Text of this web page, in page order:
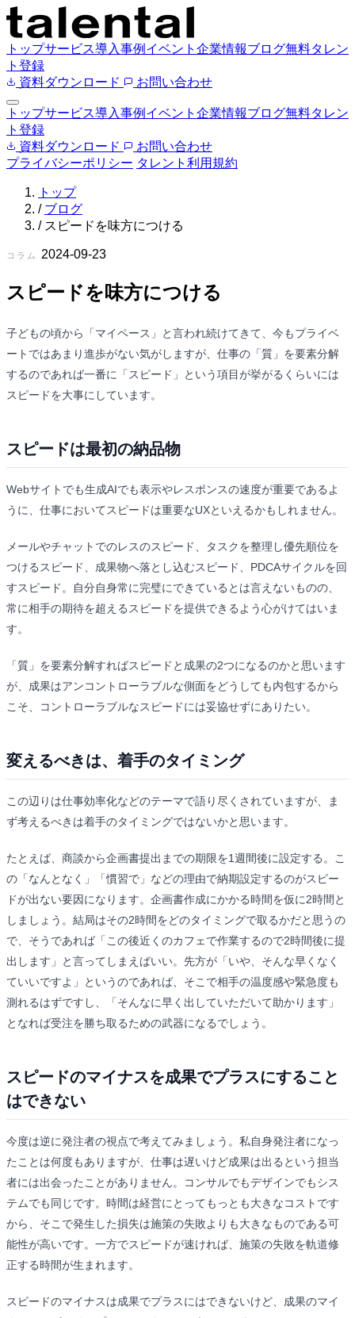
トップサービス導入事例 イベント 企業情報ブログ無料タレン
ト登録
資料ダウンロード
お問い合わせ
トップサービス導入事例 イベント 企業情報ブログ無料タレン
ト登録
資料ダウンロード
お問い合わせ
プライバシーポリシー タレント利用規約
トップ
/ ブログ
/ スピードを味方につける
コラム 2024-09-23
スピードを味方につける
子どもの頃から「マイペース」と言われ続けてきて、今もプライベ
ートではあまり進歩がない気がしますが、仕事の「質」を要素分解
するのであれば一番に「スピード」という項目が挙がるくらいには
スピードを大事にしています。
スピードは最初の納品物
Webサイトでも生成AIでも表示やレスポンスの速度が重要であるよ
うに、仕事においてスピードは重要なUXといえるかもしれません。
メールやチャットでのレスのスピード、タスクを整理し優先順位を
つけるスピード、成果物へ落とし込むスピード、PDCAサイクルを回
すスピード。自分自身常に完璧にできているとは言えないものの、
常に相手の期待を超えるスピードを提供できるよう心がけてはいま
す。
「質」を要素分解すればスピードと成果の2つになるのかと思います
が、成果はアンコントローラブルな側面をどうしても内包するから
こそ、コントローラブルなスピードには妥協せずにありたい。
変えるべきは、着手のタイミング
この辺りは仕事効率化などのテーマで語り尽くされていますが、ま
ず考えるべきは着手のタイミングではないかと思います。
たとえば、商談から企画書提出までの期限を1週間後に設定する。こ
の「なんとなく」「慣習で」などの理由で納期設定するのがスピー
ドが出ない要因になります。企画書作成にかかる時間を仮に2時間と
しましょう。結局はその2時間をどのタイミングで取るかだと思うの
で、そうであれば「この後近くのカフェで作業するので2時間後に提
出します」と言ってしまえばいい。先方が「いや、そんな早くなく
ていいですよ」というのであれば、そこで相手の温度感や緊急度も
測れるはずですし、「そんなに早く出していただいて助かります」
となれば受注を勝ち取るための武器になるでしょう。
スピードのマイナスを成果でプラスにすること
はできない
今度は逆に発注者の視点で考えてみましょう。私自身発注者になっ
たことは何度もありますが、仕事は遅いけど成果は出るという担当
者には出会ったことがありません。コンサルでもデザインでもシス
テムでも同じです。時間は経営にとってもっとも大きなコストです
から、そこで発生した損失は施策の失敗よりも大きなものである可
能性が高いです。一方でスピードが速ければ、施策の失敗を軌道修
正する時間が生まれます。
スピードのマイナスは成果でプラスにはできないけど、成果のマイ